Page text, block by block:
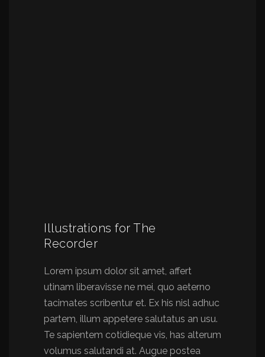
Illustrations for The
Recorder
Lorem ipsum dolor sit amet, affert
utinam liberavisse ne mei, quo aeterno
tacimates scribentur et. Ex his nisl adhuc
partem, illum appetere salutatus an usu.
Te sapientem cotidieque vis, has alterum
volumus salutandi at. Augue postea